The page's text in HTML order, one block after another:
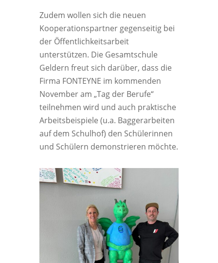
Zudem wollen sich die neuen
Kooperationspartner gegenseitig bei
der Öffentlichkeitsarbeit
unterstützen. Die Gesamtschule
Geldern freut sich darüber, dass die
Firma FONTEYNE im kommenden
November am „Tag der Berufe“
teilnehmen wird und auch praktische
Arbeitsbeispiele (u.a. Baggerarbeiten
auf dem Schulhof) den Schülerinnen
und Schülern demonstrieren möchte.